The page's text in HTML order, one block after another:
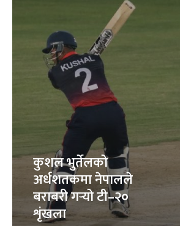
कुशल भुर्तेलको
अर्धशतकमा नेपालले
बराबरी गर्‍यो टी–२०
शृंखला